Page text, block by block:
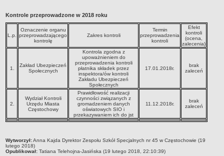
ARCHIWUM SZKÓŁ I PLACÓWEK
Zlikwidowane gimnazja
Przekształcone szkoły i placówki
Wielofunkcyjna Placówka
SPECJALNE OŚRODKI SZKOLNO-WYCHOWAWCZE
Specjalny Ośrodek nr 1
Specjalny Ośrodek nr 5
BURSA MIEJSKA
Dane podstawowe
Majątek
Godziny dyżurów
Kontrole przeprowadzone w 2018 roku
L.p.
Oznaczenie organu
przeprowadzającego
kontrolę
Zakres kontroli
Termin
przeprowadzenia
kontroli
Efekt
kontroli
(ocena,
zalecenia)
1.
Zakład Ubezpieczeń
Społecznych
Kontrola zgodna z
upoważnieniem do
przeprowadzenia kontroli
płatnika składek przez
inspektora/ów kontroli
Zakładu Ubezpieczeń
Społecznych
17.01.2018r.
brak
zaleceń
2.
Wydział Kontroli
Urzędu Miasta
Częstochowy
Prawidłowość realizacji
czynności związanych z
gromadzeniem danych
oświatowych SIO i
przekazywaniem ich do jst
11.12.2018r.
brak
zaleceń
metryczka
Wytworzył:Anna Kajda Dyrektor Zespołu Szkół Specjalnych nr 45 w Częstochowie (19
lutego 2018)
Opublikował: Tatiana Telehojna-Jasińska (19 lutego 2018, 22:10:39)